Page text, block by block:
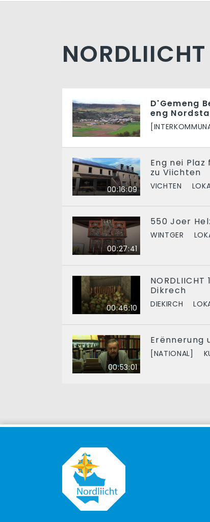
D'Gemeng
eng
00:16:09
Eng nei
zu Viichten
VICHTEN
00:27:41
550 Joer
WINTGER
00:46:10
Dikrech
DIEKIRCH
00:53:01
Erënnerung
[NATIONAL]